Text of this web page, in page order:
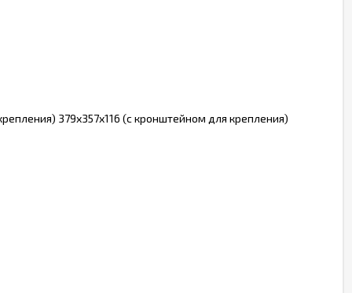
379х357х116 (с кронштейном для крепления)